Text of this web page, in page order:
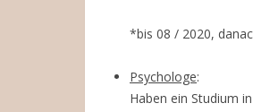
*bis 08 / 2020,
Psychologe:
Haben ein Studium